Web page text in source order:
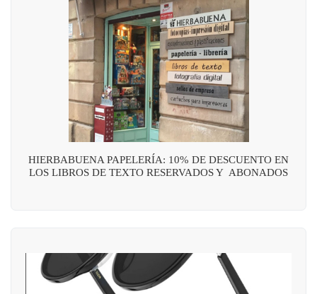
HIERBABUENA PAPELERÍA: 10% DE DESCUENTO EN
LOS LIBROS DE TEXTO RESERVADOS Y ABONADOS